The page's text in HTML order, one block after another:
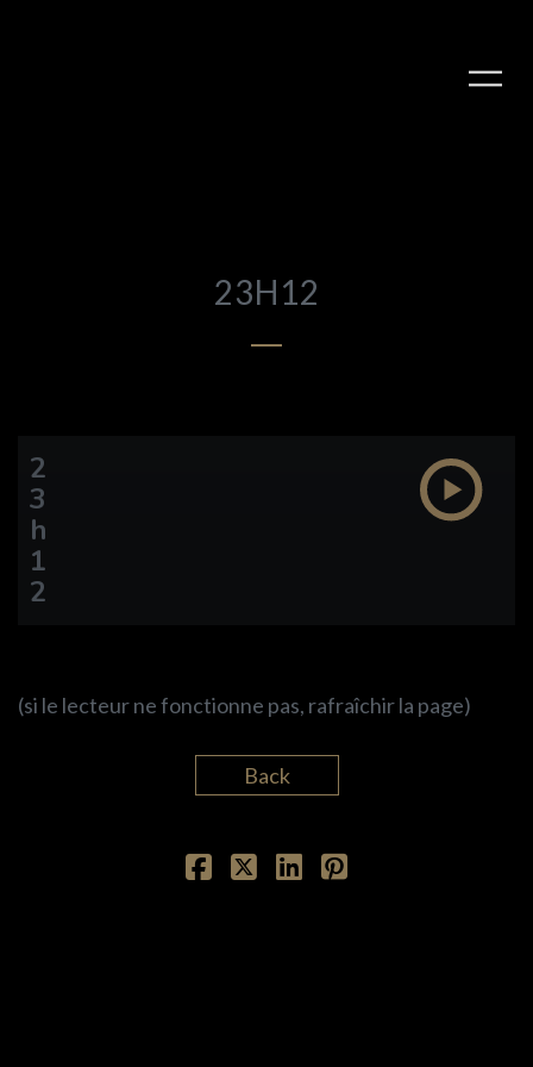
23H12
2
3
h
1
2
(si le lecteur ne fonctionne pas, rafraîchir la page)
Back